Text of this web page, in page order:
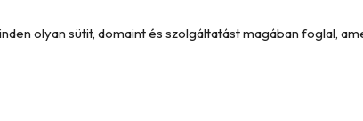
olyan sütit, domaint és szolgáltatást magában foglal,